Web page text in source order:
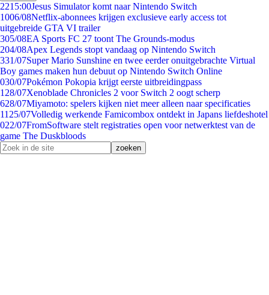
2215:00Jesus Simulator komt naar Nintendo Switch
1006/08Netflix-abonnees krijgen exclusieve early access tot
uitgebreide GTA VI trailer
305/08EA Sports FC 27 toont The Grounds-modus
204/08Apex Legends stopt vandaag op Nintendo Switch
331/07Super Mario Sunshine en twee eerder onuitgebrachte Virtual
Boy games maken hun debuut op Nintendo Switch Online
030/07Pokémon Pokopia krijgt eerste uitbreidingpass
1 28/07Xenoblade Chronicles 2 voor Switch 2 oogt scherp
628/07Miyamoto: spelers kijken niet meer alleen naar specificaties
11 25/07Volledig werkende Famicombox ontdekt in Japans liefdeshotel
022/07FromSoftware stelt registraties open voor netwerktest van de
game The Duskbloods